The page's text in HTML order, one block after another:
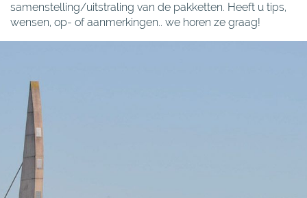
samenstelling/uitstraling van de pakketten. Heeft u tips,
wensen, op- of aanmerkingen.. we horen ze graag!